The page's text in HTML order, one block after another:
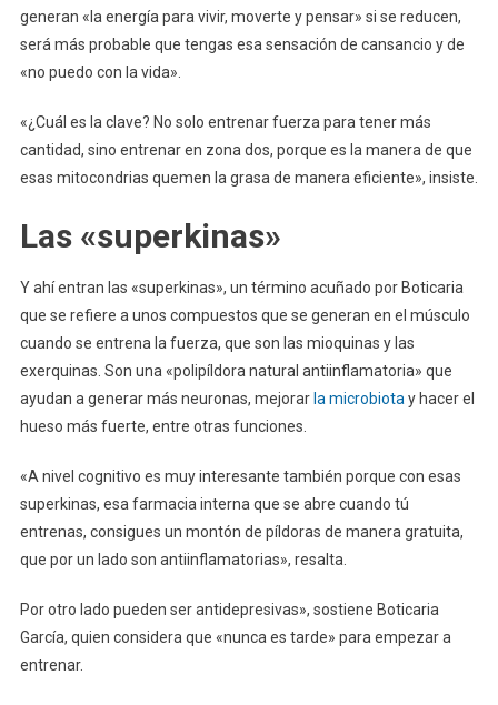
generan «la energía para vivir, moverte y pensar» si se reducen,
será más probable que tengas esa sensación de cansancio y de
«no puedo con la vida».
«¿Cuál es la clave? No solo entrenar fuerza para tener más
cantidad, sino entrenar en zona dos, porque es la manera de que
esas mitocondrias quemen la grasa de manera eficiente», insiste.
Las «superkinas»
Y ahí entran las «superkinas», un término acuñado por Boticaria
que se refiere a unos compuestos que se generan en el músculo
cuando se entrena la fuerza, que son las mioquinas y las
exerquinas. Son una «polipíldora natural antiinflamatoria» que
ayudan a generar más neuronas, mejorar la microbiota y hacer el
hueso más fuerte, entre otras funciones.
«A nivel cognitivo es muy interesante también porque con esas
superkinas, esa farmacia interna que se abre cuando tú
entrenas, consigues un montón de píldoras de manera gratuita,
que por un lado son antiinflamatorias», resalta.
Por otro lado pueden ser antidepresivas», sostiene Boticaria
García, quien considera que «nunca es tarde» para empezar a
entrenar.